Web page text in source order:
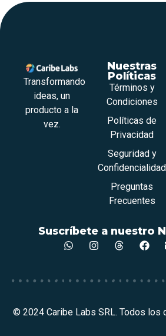
Transformando
ideas, un
producto a la
vez.
Nuestras
Políticas
Términos y
Condiciones
Políticas de
Privacidad
Seguridad y
Confidencialidad
Preguntas
Frecuentes
Suscríbete a nuestro
© 2024 Caribe Labs SRL. Todos los